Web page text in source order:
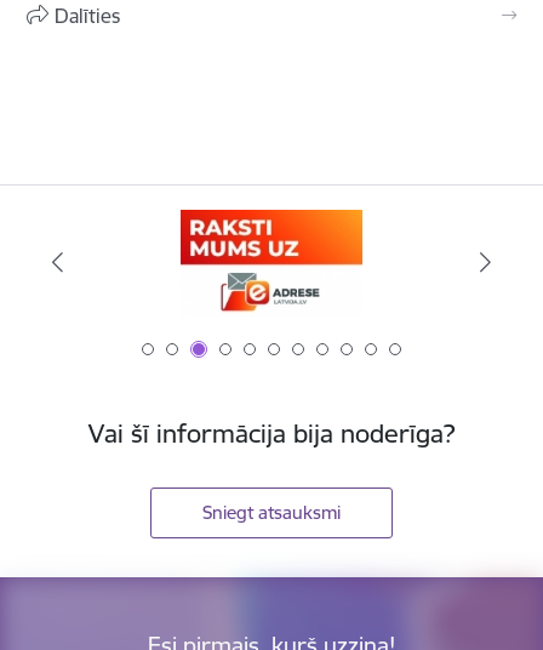
Dalīties
Vai šī informācija bija noderīga?
Sniegt atsauksmi